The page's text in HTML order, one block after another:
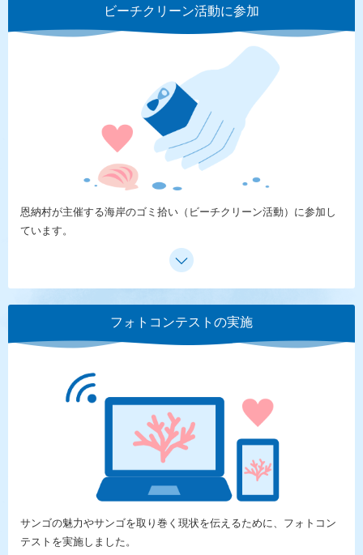
ビーチクリーン活動に参加
恩納村が主催する海岸のゴミ拾い（ビーチクリーン活動）に参加し
ています。
フォトコンテストの実施
サンゴの魅力やサンゴを取り巻く現状を伝えるために、フォトコン
テストを実施しました。